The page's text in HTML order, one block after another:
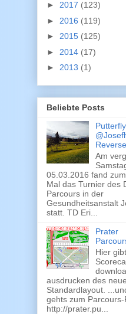
► 2017 (123)
► 2016 (119)
► 2015 (125)
► 2014 (17)
► 2013 (1)
Beliebte Posts
Putterfly
Am
05.03.2016 fand
Mal das Turnier des
Parcours in der
Gesundheitsanstalt
statt. TD Eri...
Prater
Hier
ausdrucken des
Standardlayout.
gehts zum Parcours-
http://prater.pu...